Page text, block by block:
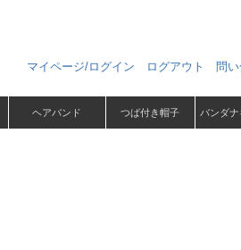
マイページ/ログイン ログアウト 問
ヘアバンド つば付き帽子 バンダ